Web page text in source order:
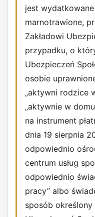
jest
marnotrawione,
Zakładowi
przypadku, o
Ubezpieczeń
osobie
„aktywni rodzice
„aktywnie w
na instrument
dnia 19 sierpnia
odpowiednio
centrum usług
odpowiednio
pracy” albo
sposób określony